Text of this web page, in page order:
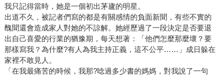
是，她深信由實踐中可以展現出無法預期的力量。 對未來，
人或有許許多多的不確定性，但吳淡如可以肯定，天天閱
讀，天天寫作的這件事，她一輩子堅信不移。「其實自己的
安全感來自閱讀」吳淡如再一次強調。 ＊文中吳淡如圖片，
由方智出版提供。
我只記得當時，她是一個初出茅廬的明星。
出道不久，被記者們寫的都是有關感情的負面新聞，有些不實的
醜聞還會造成家人對她的不諒解。她經歷過了一段決定是否要退
出自己喜愛的行業的猶豫期，每天想著：「他們怎麼那麼壞？要
那樣寫我？為什麼?有人為我主持正義，這不公平……」成日躲在
家裡不敢見人。
「在我最痛苦的時候，我那?唸過多少書的媽媽，對我說了一句